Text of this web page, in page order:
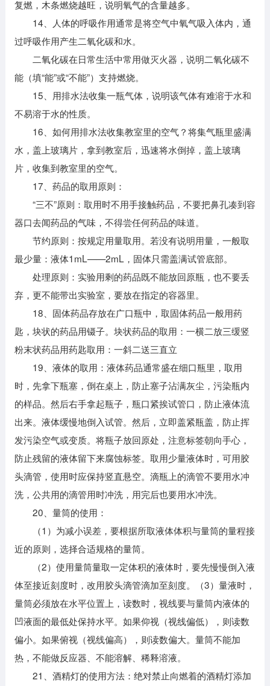
复燃，木条燃烧越旺，说明氧气的含量越多。
14、人体的呼吸作用通常是将空气中氧气吸入体内，通
过呼吸作用产生二氧化碳和水。
二氧化碳在日常生活中常用做灭火器，说明二氧化碳不
能（填“能”或“不能”）支持燃烧。
15、用排水法收集一瓶气体，说明该气体有难溶于水和
不易溶于水的性质。
16、如何用排水法收集教室里的空气？将集气瓶里盛满
水，盖上玻璃片，拿到教室后，迅速将水倒掉，盖上玻璃
片，收集到教室里的空气。
17、药品的取用原则：
“三不”原则：取用时不用手接触药品，不要把鼻孔凑到容
器口去闻药品的气味，不得尝任何药品的味道。
节约原则：按规定用量取用。若没有说明用量，一般取
最少量：液体1mL——2mL，固体只需盖满试管底部。
处理原则：实验用剩的药品既不能放回原瓶，也不要丢
弃，更不能带出实验室，要放在指定的容器里。
18、固体药品存放在广口瓶中，取固体药品一般用药
匙，块状的药品用镊子。块状药品的取用：一横二放三缓竖
粉末状药品用药匙取用：一斜二送三直立
19、液体的取用：液体药品通常盛在细口瓶里，取用
时，先拿下瓶塞，倒在桌上，防止塞子沾满灰尘，污染瓶内
的样品。然后右手拿起瓶子，瓶口紧挨试管口，防止液体流
出来。液体缓慢地倒入试管。然后，立即盖紧瓶盖，防止挥
发污染空气或变质。将瓶子放回原处，注意标签朝向手心，
防止残留的液体留下来腐蚀标签。取用少量液体时，可用胶
头滴管，使用时应保持竖直悬空。滴瓶上的滴管不要用水冲
洗，公共用的滴管用时冲洗，用完后也要用水冲洗。
20、量筒的使用：
（1）为减小误差，要根据所取液体体积与量筒的量程接
近的原则，选择合适规格的量筒。
（2）使用量筒量取一定体积的液体时，要先慢慢倒入液
体至接近刻度时，改用胶头滴管滴加至刻度。（3）量液时，
量筒必须放在水平位置上，读数时，视线要与量筒内液体的
凹液面的最低处保持水平。如果仰视（视线偏低），则读数
偏小。如果俯视（视线偏高），则读数偏大。量筒不能加
热，不能做反应器、不能溶解、稀释溶液。
21、酒精灯的使用方法：绝对禁止向燃着的酒精灯添加